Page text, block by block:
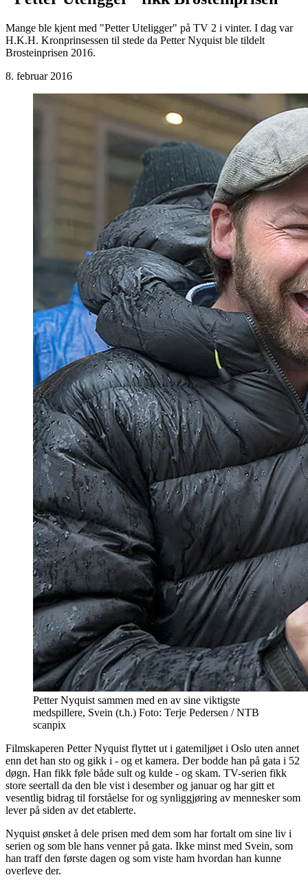
Mange ble kjent med "Petter Uteligger" på TV 2 i vinter. I dag var
H.K.H. Kronprinsessen til stede da Petter Nyquist ble tildelt
Brosteinprisen 2016.
8. februar 2016
Petter Nyquist sammen med en av sine viktigste
medspillere, Svein (t.h.) Foto: Terje Pedersen / NTB
scanpix
Filmskaperen Petter Nyquist flyttet ut i gatemiljøet i Oslo uten annet
enn det han sto og gikk i - og et kamera. Der bodde han på gata i 52
døgn. Han fikk føle både sult og kulde - og skam. TV-serien fikk
store seertall da den ble vist i desember og januar og har gitt et
vesentlig bidrag til forståelse for og synliggjøring av mennesker som
lever på siden av det etablerte.
Nyquist ønsket å dele prisen med dem som har fortalt om sine liv i
serien og som ble hans venner på gata. Ikke minst med Svein, som
han traff den første dagen og som viste ham hvordan han kunne
overleve der.